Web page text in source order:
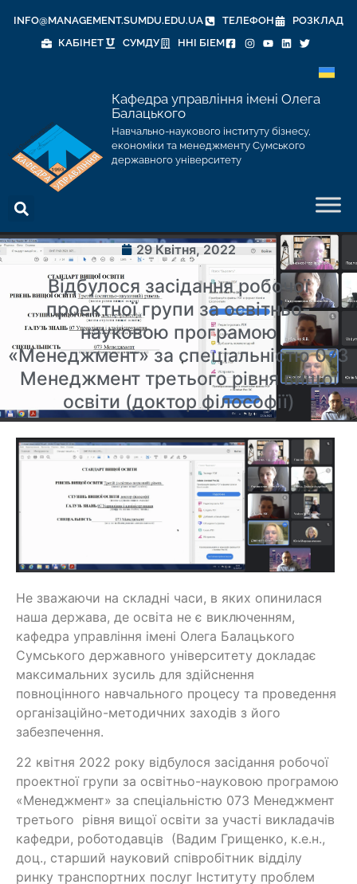
INFO@MANAGEMENT.SUMDU.EDU.UA ТЕЛЕФОН
РОЗКЛАД
КАБІНЕТ
СУМДУ ННІ БІЕМ
Кафедра управління імені Олега
Балацького
Навчально-наукового інституту бізнесу,
економіки та менеджменту Сумського
державного університету
29 Квітня, 2022
Відбулося засідання робочої
проектної групи за освітньо-
науковою програмою
«Менеджмент» за спеціальністю 073
Менеджмент третього рівня вищої
освіти (доктор філософії)
Не зважаючи на складні часи, в яких опинилася
наша держава, де освіта не є виключенням,
кафедра управління імені Олега Балацького
Сумського державного університету докладає
максимальних зусиль для здійснення
повноцінного навчального процесу та проведення
організаційно-методичних заходів з його
забезпечення.
22 квітня 2022 року відбулося засідання робочої
проектної групи за освітньо-науковою програмою
«Менеджмент» за спеціальністю 073 Менеджмент
третього рівня вищої освіти за участі викладачів
кафедри, роботодавців (Вадим Грищенко, к.е.н.,
доц., старший науковий співробітник відділу
ринку транспортних послуг Інституту проблем